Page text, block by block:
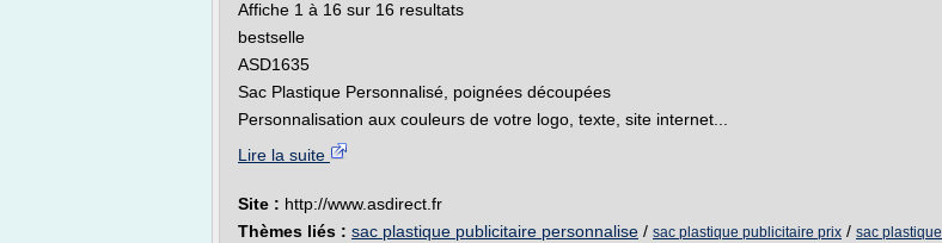
Affiche 1 à 16 sur 16 resultats
bestselle
ASD1635
Sac Plastique Personnalisé, poignées découpées
Personnalisation aux couleurs de votre logo, texte, site internet...
Lire la suite
Site : http://www.asdirect.fr
Thèmes liés : sac plastique publicitaire personnalise / sac plastique publicitaire prix / sac plastique